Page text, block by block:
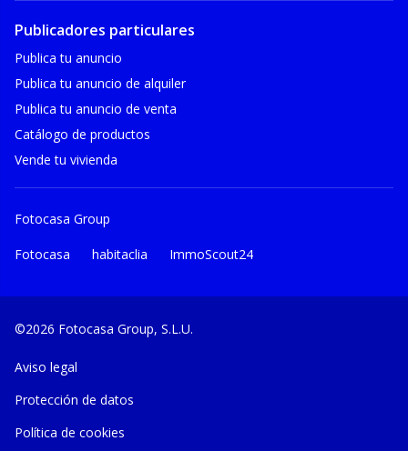
Publicadores particulares
Publica tu anuncio
Publica tu anuncio de alquiler
Publica tu anuncio de venta
Catálogo de productos
Vende tu vivienda
Fotocasa Group
Fotocasa habitaclia ImmoScout24
©2026 Fotocasa Group, S.L.U.
Aviso legal
Protección de datos
Política de cookies